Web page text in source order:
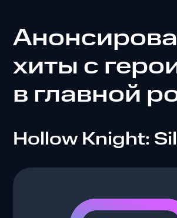
хиты с
в главной
Hollow Knight: